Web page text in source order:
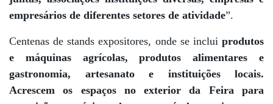
empresários de diferentes setores de atividade”.
Centenas de stands expositores, onde se inclui produtos
e máquinas agrícolas,produtos alimentares e
gastronomia, artesanato e instituições locais.
Acrescem os espaços no exterior da Feira para